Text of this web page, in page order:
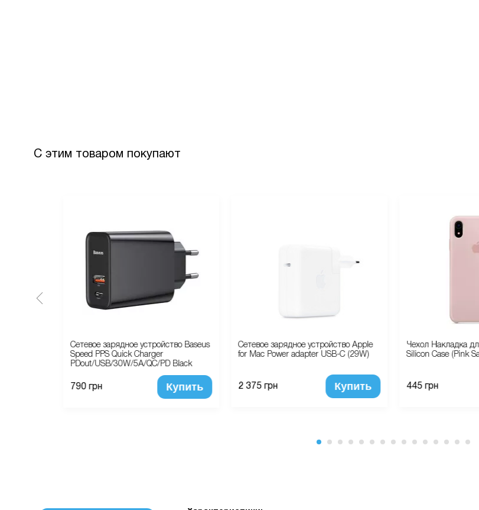
С этим товаром покупают
Сетевое зарядное устройство Baseus
Speed PPS Quick Charger
PDout/USB/30W/5A/QC/PD Black
790 грн Купить
Сетевое зарядное устройство Apple
for Mac Power adapter USB-C (29W)
2 375 грн Купить
Чехол Накладка
Silicon Case (Pink
445 грн